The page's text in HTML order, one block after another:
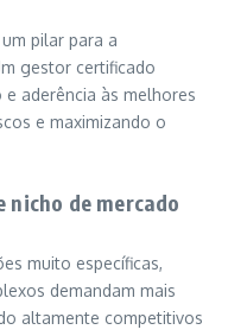
pilar para a
gestor certificado
aderência às melhores
e maximizando o
nicho de mercado
muito específicas,
demandam mais
altamente competitivos